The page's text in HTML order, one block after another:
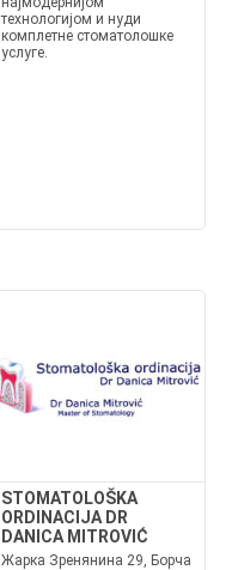
технологијом и нуди
комплетне стоматолошке
услуге.
STOMATOLOŠKA
ORDINACIJA DR
DANICA MITROVIĆ
Жарка Зренянина 29, Борча